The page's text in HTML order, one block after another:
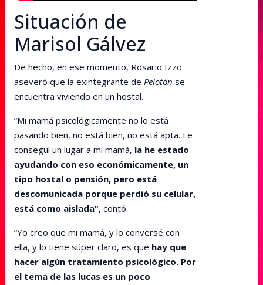
Situación de
Marisol Gálvez
De hecho, en ese momento, Rosario Izzo
aseveró que la exintegrante de Pelotón se
encuentra viviendo en un hostal.
“Mi mamá psicológicamente no lo está
pasando bien, no está bien, no está apta. Le
conseguí un lugar a mi mamá, la he estado
ayudando con eso económicamente, un
tipo hostal o pensión, pero está
descomunicada porque perdió su celular,
está como aislada”, contó.
“Yo creo que mi mamá, y lo conversé con
ella, y lo tiene súper claro, es que hay que
hacer algún tratamiento psicológico. Por
el tema de las lucas es un poco